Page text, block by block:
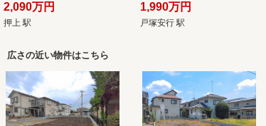
2,090万円
押上 駅
1,990万円
戸塚安行 駅
広さの近い物件はこちら